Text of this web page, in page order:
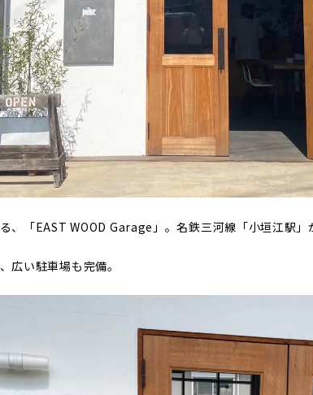
、「EAST WOOD Garage」。名鉄三河線「小垣江駅」
広い駐車場も完備。